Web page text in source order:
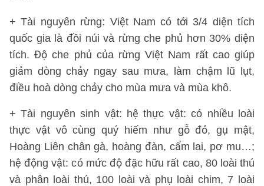
+ Tài nguyên rừng: Việt Nam có tới 3/4 diện tích
quốc gia là đồi núi và rừng che phủ hơn 30% diện
tích. Độ che phủ của rừng Việt Nam rất cao giúp
giảm dòng chảy ngay sau mưa, làm chậm lũ lụt,
điều hoà dòng chảy cho mùa mưa và mùa khô.
+ Tài nguyên sinh vật: hệ thực vật: có nhiều loài
thực vật vô cùng quý hiếm như gỗ đỏ, gụ mật,
Hoàng Liên chân gà, hoàng đàn, cẩm lai, pơ mu…;
hệ động vật: có mức độ đặc hữu rất cao, 80 loài thú
và phân loài thú, 100 loài và phụ loài chim, 7 loài